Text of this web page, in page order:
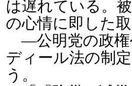
は遅れている。
の心情に即した
―公明党の政権
ディール法の制
う。